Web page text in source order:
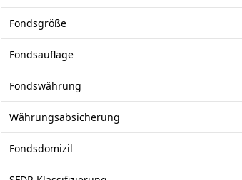
Fonds­größe
Fonds­auflage
Fonds­währung
Währungsabsicherung
Fondsdomizil